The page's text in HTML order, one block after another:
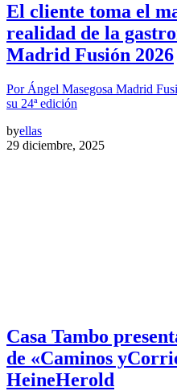
El cliente toma el
realidad de la
Madrid Fusión 2026
Por Ángel Masegosa Madrid
su 24ª edición
byellas
29 diciembre, 2025
Casa Tambo
de «Caminos
HeineHerold